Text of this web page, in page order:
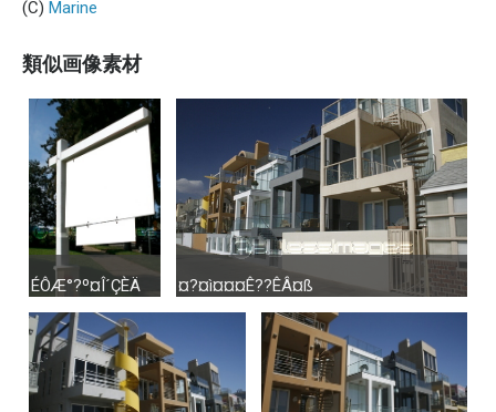
(C) Marine
類似画像素材
ÉÔÆ°?º¤Î´ÇÈÄ
ÉÔÆ°?º¤Î´ÇÈÄ ¤?¤ì¤¤¤Ê??ÊÂ¤ß
¤?¤ì¤¤¤Ê??ÊÂ¤ß